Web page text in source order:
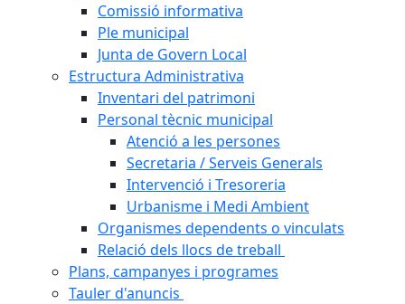
Comissió informativa
Ple municipal
Junta de Govern Local
Estructura Administrativa
Inventari del patrimoni
Personal tècnic municipal
Atenció a les persones
Secretaria / Serveis Generals
Intervenció i Tresoreria
Urbanisme i Medi Ambient
Organismes dependents o vinculats
Relació dels llocs de treball
Plans, campanyes i programes
Tauler d'anuncis